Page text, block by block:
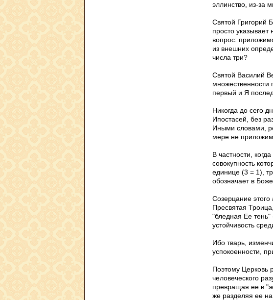
эллинство, из-за
Святой Григорий
просто
вопрос:
из внешних
числа три?
Святой Василий
множественности
первый и Я
Никогда до сего
Ипостасей, без
Иными словами,
мере не
В частности,
совокупность
единице (3 = 1),
обозначает в
Созерцание
Пресвятая
"бледная Ее
устойчивость
Ибо тварь,
успокоенности,
Поэтому Церковь
человеческого
превращая ее в
же разделяя ее на